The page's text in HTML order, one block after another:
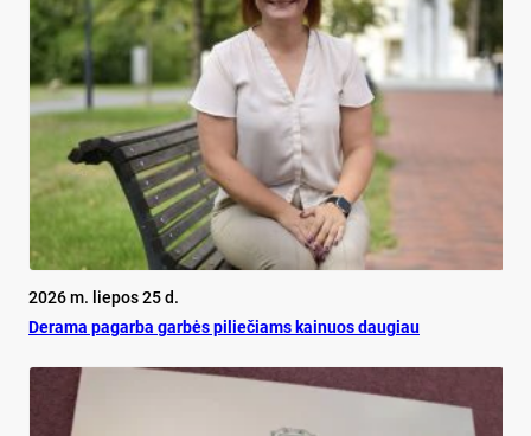
2026 m. liepos 25 d.
De­ra­ma pa­gar­ba gar­bės pi­lie­čiams kai­nuos dau­giau